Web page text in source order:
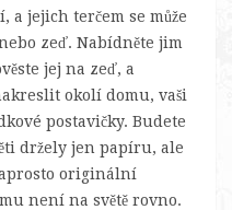
a jejich terčem se může
zeď. Nabídněte jim
jej na zeď, a
okolí domu, vaši
postavičky. Budete
držely jen papíru, ale
originální
není na světě rovno.